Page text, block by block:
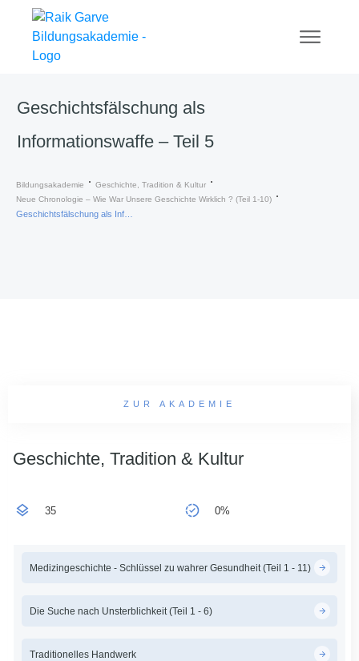
Geschichtsfälschung als
Informationswaffe – Teil 5
Bildungsakademie
Geschichte, Tradition & Kultur
Neue Chronologie – Wie War Unsere Geschichte Wirklich ? (Teil 1-10)
ZUR AKADEMIE
Geschichte, Tradition & Kultur
35 0%
Medizingeschichte - Schlüssel zu wahrer Gesundheit (Teil 1 - 11)
Die Suche nach Unsterblichkeit (Teil 1 - 6)
Traditionelles Handwerk